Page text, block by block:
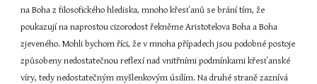
na Boha z filosofického hlediska, mnoho křesťanů se brání tím, že
poukazují na naprostou cizorodost řekněme Aristotelova Boha a Boha
zjeveného. Mohli bychom říci, že v mnoha případech jsou podobné postoje
způsobeny nedostatečnou reflexí nad vnitřními podmínkami křesťanské
víry, tedy nedostatečným myšlenkovým úsilím. Na druhé straně zaznívá